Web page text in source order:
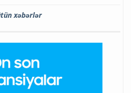
xəbərlər